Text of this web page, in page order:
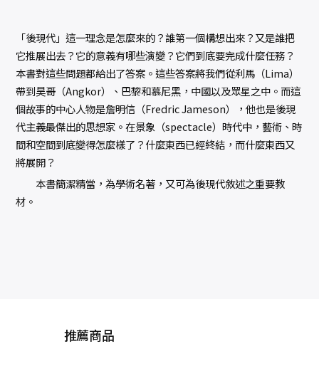
「後現代」這一理念是怎麼來的？誰第一個構想出來？又是誰把
它推展出去？它的意義有哪些演變？它們到底要完成什麼任務？
本書對這些問題都給出了答案。這些答案將我們從利馬（Lima）
帶到昊哥（Angkor）、巴黎和慕尼黑，中國以及眾星之中。而這
個故事的中心人物是詹明信（Fredric Jameson），他也是後現
代主義最傑出的思想家。在景象（spectacle）時代中，藝術、時
間和空間到底變得怎麼樣了？什麼東西已經終結，而什麼東西又
將展開？
本書簡潔精當，為學術名著，又可為後現代敘述之重要教
材。
推薦商品